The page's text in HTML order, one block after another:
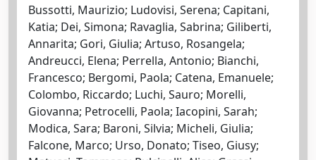
Bussotti, Maurizio; Ludovisi, Serena; Capitani,
Katia; Dei, Simona; Ravaglia, Sabrina; Giliberti,
Annarita; Gori, Giulia; Artuso, Rosangela;
Andreucci, Elena; Perrella, Antonio; Bianchi,
Francesco; Bergomi, Paola; Catena, Emanuele;
Colombo, Riccardo; Luchi, Sauro; Morelli,
Giovanna; Petrocelli, Paola; Iacopini, Sarah;
Modica, Sara; Baroni, Silvia; Micheli, Giulia;
Falcone, Marco; Urso, Donato; Tiseo, Giusy;